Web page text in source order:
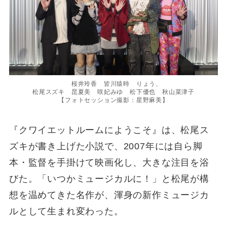
桜井玲香 皆川猿時 りょう、
松尾スズキ 昆夏美 咲妃みゆ 松下優也 秋山菜津子
【フォトセッション撮影：星野麻美】
『クワイエットルームにようこそ』は、松尾ス
ズキが書き上げた小説で、2007年には自ら脚
本・監督を手掛けて映画化し、大きな注目を浴
びた。「いつかミュージカルに！」と松尾が構
想を温めてきた名作が、渾身の新作ミュージカ
ルとして生まれ変わった。